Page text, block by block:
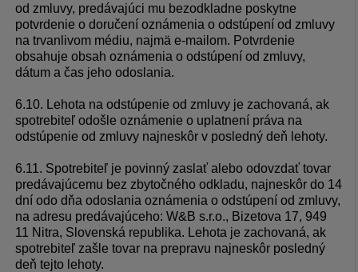
od zmluvy, predávajúci mu bezodkladne poskytne
potvrdenie o doručení oznámenia o odstúpení od zmluvy
na trvanlivom médiu, najmä e-mailom. Potvrdenie
obsahuje obsah oznámenia o odstúpení od zmluvy,
dátum a čas jeho odoslania.
6.10. Lehota na odstúpenie od zmluvy je zachovaná, ak
spotrebiteľ odošle oznámenie o uplatnení práva na
odstúpenie od zmluvy najneskôr v posledný deň lehoty.
6.11. Spotrebiteľ je povinný zaslať alebo odovzdať tovar
predávajúcemu bez zbytočného odkladu, najneskôr do 14
dní odo dňa odoslania oznámenia o odstúpení od zmluvy,
na adresu predávajúceho: W&B s.r.o., Bizetova 17, 949
11 Nitra, Slovenská republika. Lehota je zachovaná, ak
spotrebiteľ zašle tovar na prepravu najneskôr posledný
deň tejto lehoty.